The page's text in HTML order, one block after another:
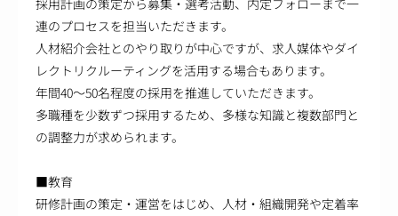
採用計画の策定から募集・選考活動、内定フォローまで一
連のプロセスを担当いただきます。
人材紹介会社とのやり取りが中心ですが、求人媒体やダイ
レクトリクルーティングを活用する場合もあります。
年間40～50名程度の採用を推進していただきます。
多職種を少数ずつ採用するため、多様な知識と複数部門と
の調整力が求められます。
■教育
研修計画の策定・運営をはじめ、人材・組織開発や定着率